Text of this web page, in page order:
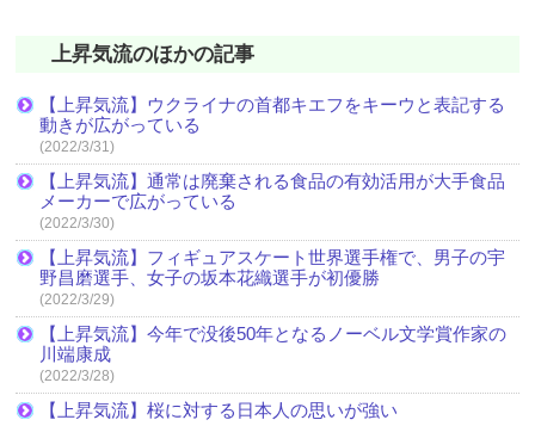
上昇気流のほかの記事
【上昇気流】ウクライナの首都キエフをキーウと表記する
動きが広がっている
(2022/3/31)
【上昇気流】通常は廃棄される食品の有効活用が大手食品
メーカーで広がっている
(2022/3/30)
【上昇気流】フィギュアスケート世界選手権で、男子の宇
野昌磨選手、女子の坂本花織選手が初優勝
(2022/3/29)
【上昇気流】今年で没後50年となるノーベル文学賞作家の
川端康成
(2022/3/28)
【上昇気流】桜に対する日本人の思いが強い